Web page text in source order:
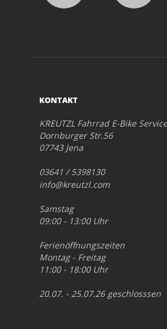
KONTAKT
KREUTZL Fahrrad E-Bike Service
Dornburger Str.56
07743 Jena
03641 / 5398130
info@kreutzl.com
Samstag
09:00 - 13:00 Uhr
Ferienöffnungszeiten
Montag - Freitag
11:00 - 18:00 Uhr
20.07. - 25.07.26 geschlosssen